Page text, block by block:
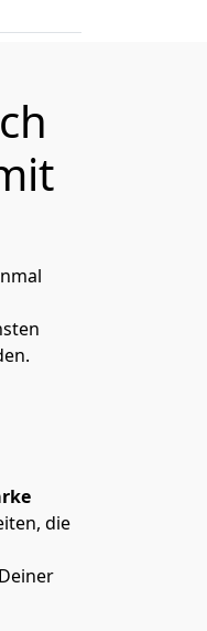
die
Deiner